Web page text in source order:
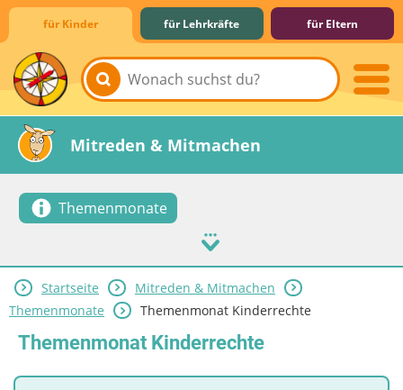
für Kinder für Lehrkräfte für Eltern
Lernen & Schule
Hobby & Freizeit
Spiel & Spaß
Mitreden & Mitmachen
Themenmonate
Startseite
Mitreden & Mitmachen
Themenmonate
Themenmonat Kinderrechte
Themenmonat Kinderrechte